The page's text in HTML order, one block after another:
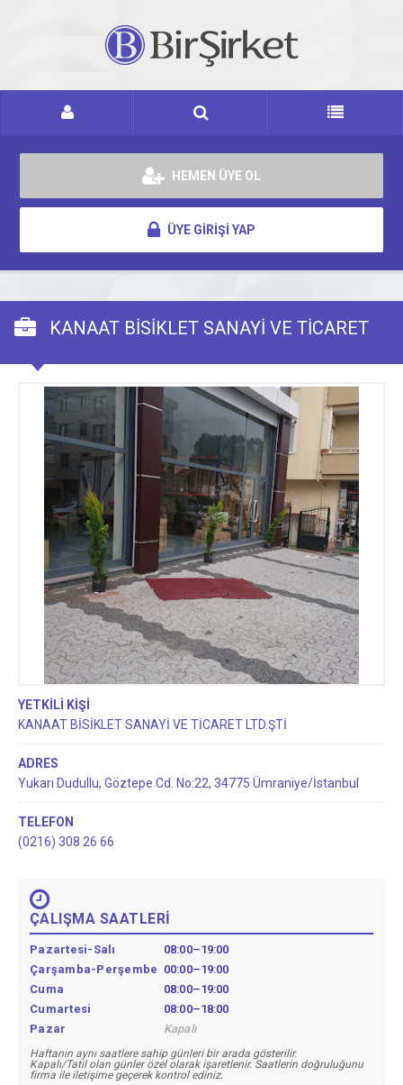
HEMEN ÜYE OL
ÜYE GİRİŞİ YAP
KANAAT BİSİKLET SANAYİ VE TİCARET
LTD.ŞTİ
YETKİLİ KİŞİ
KANAAT BİSİKLET SANAYİ VE TİCARET LTD.ŞTİ
ADRES
Yukarı Dudullu, Göztepe Cd. No:22, 34775 Ümraniye/İstanbul
TELEFON
(0216) 308 26 66
ÇALIŞMA SAATLERİ
Pazartesi-Salı
08:00–19:00
Çarşamba-Perşembe 00:00–19:00
Cuma
08:00–19:00
Cumartesi
08:00–18:00
Pazar
Kapalı
Haftanın aynı saatlere sahip günleri bir arada gösterilir.
Kapalı/Tatil olan günler özel olarak işaretlenir. Saatlerin doğruluğunu
firma ile iletişime geçerek kontrol ediniz.